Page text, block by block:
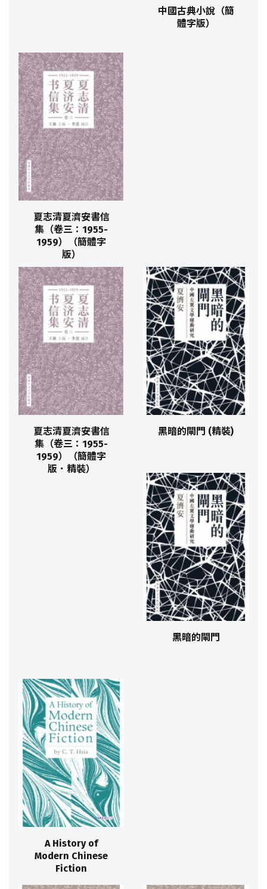
中國古典小說（簡
體字版）
夏志清夏濟安書信
集（卷三：1955-
1959）（簡體字
版）
夏志清夏濟安書信
集（卷三：1955-
1959）（簡體字
版．精裝）
黑暗的閘門 (精裝)
黑暗的閘門
A History of
Modern Chinese
Fiction